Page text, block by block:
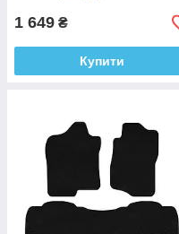
1 649 ₴
Купити